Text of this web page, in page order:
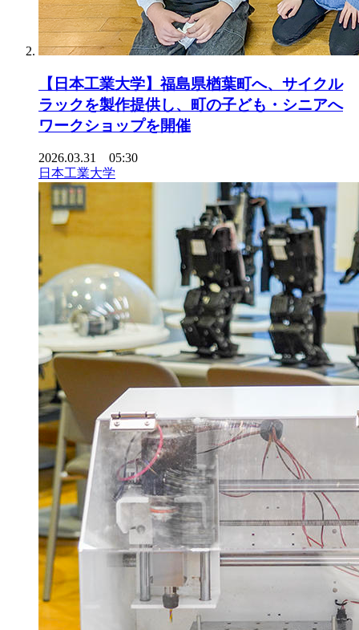
【日本工業大学】福島県楢葉町へ、サイクル
ラックを製作提供し、町の子ども・シニアへ
ワークショップを開催
2026.03.31 05:30
日本工業大学